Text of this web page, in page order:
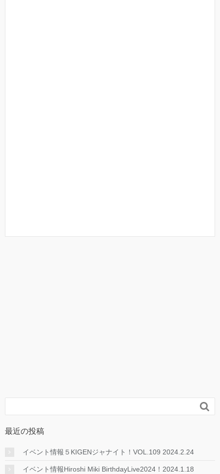

最近の投稿
イベント情報５KIGENジャナイト！VOL.109 2024.2.24
イベント情報Hiroshi Miki BirthdayLive2024！2024.1.18